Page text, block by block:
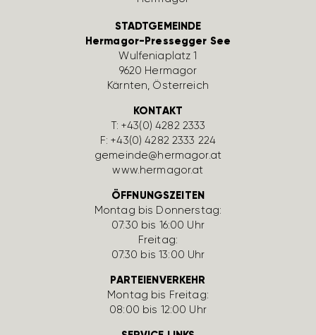
STADTGEMEINDE
Hermagor-Pressegger See
Wulfe­nia­platz 1
9620 Hermagor
Kärnten, Öster­reich
KONTAKT
T:+43(0) 4282 2333
F: +43(0) 4282 2333 224
gemeinde@hermagor.at
www.hermagor.at
ÖFFNUNGSZEITEN
Montag bis Donnerstag:
07:30 bis 16:00 Uhr
Freitag:
07:30 bis 13:00 Uhr
PARTEIENVERKEHR
Montag bis Freitag:
08:00 bis 12:00 Uhr